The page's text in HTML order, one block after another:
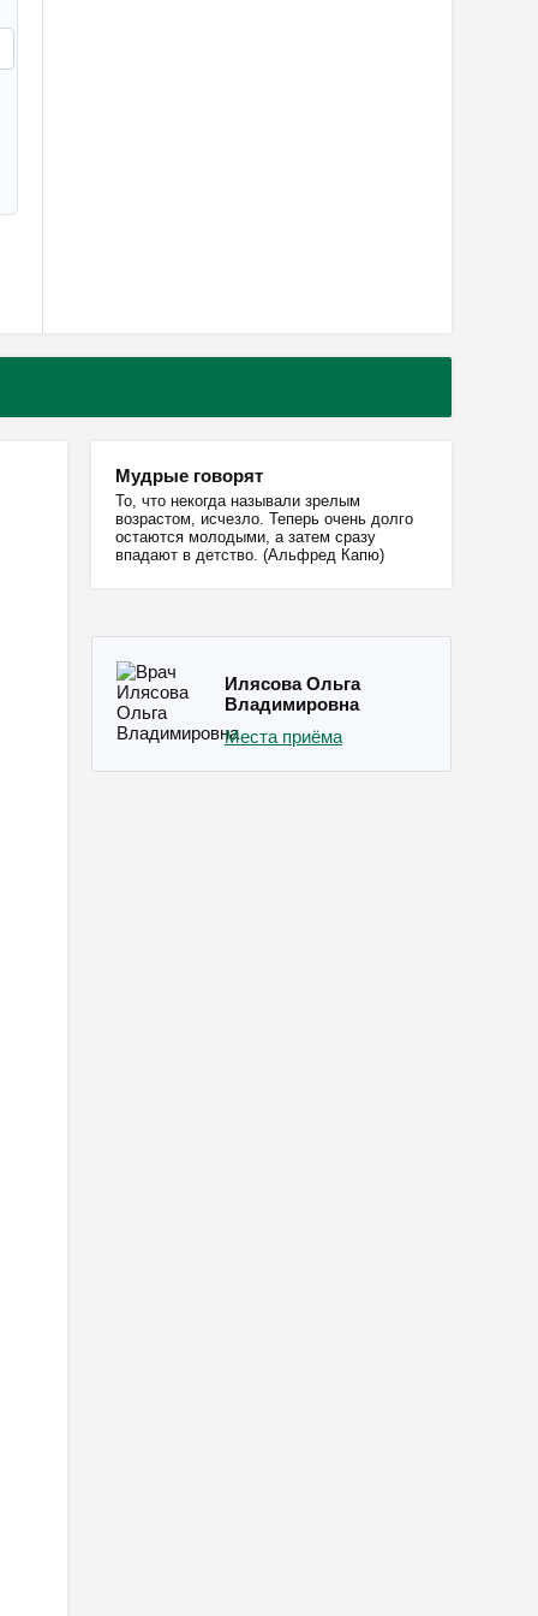
Мудрые говорят
То, что некогда называли зрелым
возрастом, исчезло. Теперь очень долго
остаются молодыми, а затем сразу
впадают в детство. (Альфред Капю)
Илясова Ольга
Владимировна
Места приёма